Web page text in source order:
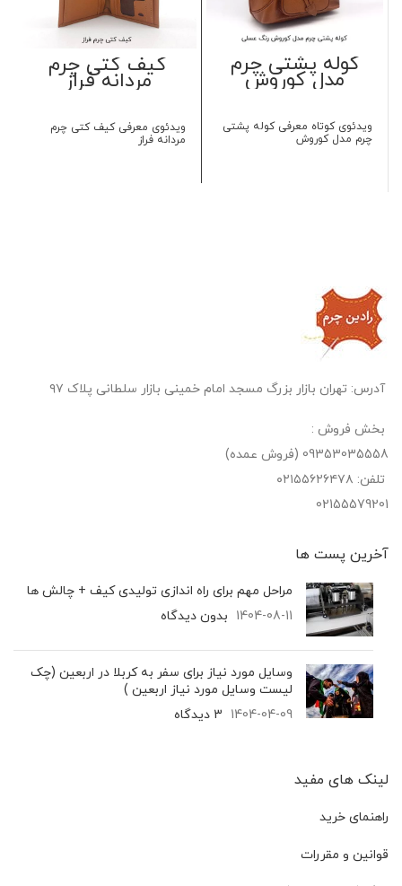
کوله پشتی چرم
مدل کوروش
ویدئوی کوتاه معرفی کوله پشتی
چرم مدل کوروش
کیف کتی چرم
مردانه فراز
ویدئوی معرفی کیف کتی چرم
مردانه فراز
آدرس: تهران بازار بزرگ مسجد امام خمینی بازار سلطانی پلاک ۹۷
بخش فروش :
09353035558 (فروش عمده)
تلفن: ۰۲۱۵۵۶۲۶۴۷۸
02155579201
آخرین پست‌ ها
مراحل مهم برای راه اندازی تولیدی کیف + چالش ها
1404-08-11 بدون دیدگاه
وسایل مورد نیاز برای سفر به کربلا در اربعین (چک
لیست وسایل مورد نیاز اربعین )
1404-04-09 3 دیدگاه
لینک های مفید
راهنمای خرید
قوانین و مقررات